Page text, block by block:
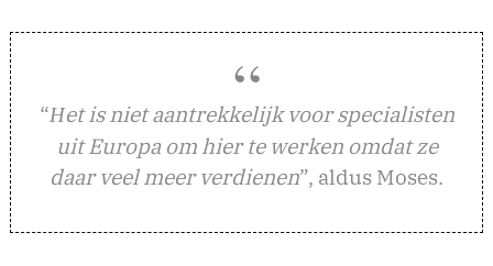
“Het is niet aantrekkelijk voor specialisten
uit Europa om hier te werken omdat ze
daar veel meer verdienen”, aldus Moses.